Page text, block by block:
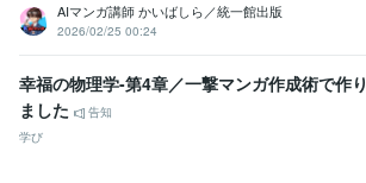
AIマンガ講師 かいばしら／統一館出版
2026/02/25 00:24
幸福の物理学-第4章／一撃マンガ作成術で作り
ました
告知
学び